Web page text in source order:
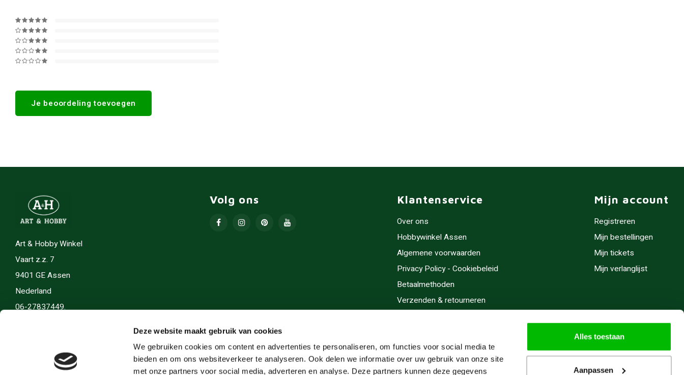
Deze website maakt gebruik van cookies
We gebruiken cookies om content en advertenties te personaliseren, om functies voor social media te
bieden en om ons websiteverkeer te analyseren. Ook delen we informatie over uw gebruik van onze site
met onze partners voor social media, adverteren en analyse. Deze partners kunnen deze gegevens
Alles toestaan
Aanpassen
Je beoordeling toevoegen
Art & Hobby Winkel
Vaart z.z. 7
9401 GE Assen
Nederland
06-27837449.
Volg ons Klantenservice
Over ons
Hobbywinkel Assen
Algemene voorwaarden
Privacy Policy - Cookiebeleid
Betaalmethoden
Verzenden & retourneren
Cadeaubonnen
Inlijsten
Mijn account
Registreren
Mijn bestellingen
Mijn tickets
Mijn verlanglijst